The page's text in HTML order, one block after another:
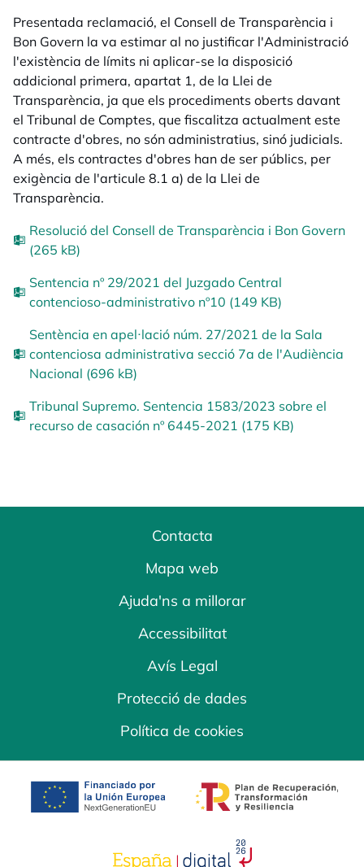
Presentada reclamació, el Consell de Transparència i
Bon Govern la va estimar al no justificar l'Administració
l'existència de límits ni aplicar-se la disposició
addicional primera, apartat 1, de la Llei de
Transparència, ja que els procediments oberts davant
el Tribunal de Comptes, que fiscalitza actualment este
contracte d'obres, no són administratius, sinó judicials.
A més, els contractes d'obres han de ser públics, per
exigència de l'articule 8.1 a) de la Llei de
Transparència.
Resolució del Consell de Transparència i Bon Govern
(265 kB)
Sentencia nº 29/2021 del Juzgado Central
contencioso-administrativo nº10 (149 KB)
Sentència en apel·lació núm. 27/2021 de la Sala
contenciosa administrativa secció 7a de l'Audiència
Nacional (696 kB)
Tribunal Supremo. Sentencia 1583/2023 sobre el
recurso de casación nº 6445-2021 (175 KB)
Contacta
Mapa web
Ajuda'ns a millorar
Accessibilitat
Avís Legal
Protecció de dades
Política de cookies
opens in a new tab opens in a new
opens in a new tab